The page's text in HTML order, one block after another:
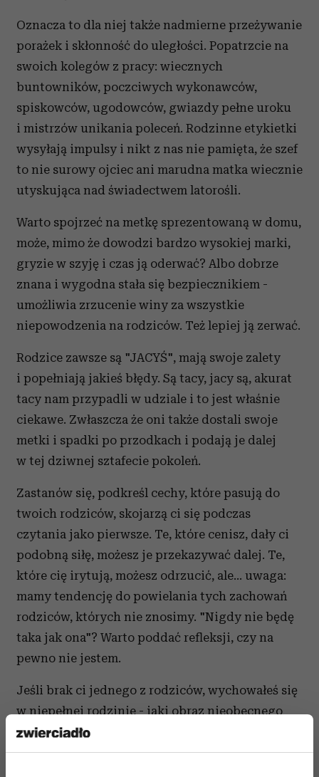
Oznacza to dla niej także nadmierne przeżywanie
porażek i skłonność do uległości. Popatrzcie na
swoich kolegów z pracy: wiecznych
buntowników, poczciwych wykonawców,
spiskowców, ugodowców, gwiazdy pełne uroku
i mistrzów unikania poleceń. Rodzinne etykietki
wysyłają impulsy i nikt z nas nie pamięta, że szef
to nie surowy ojciec ani marudna matka wiecznie
utyskująca nad świadectwem latorośli.
Warto spojrzeć na metkę sprezentowaną w domu,
może, mimo że dowodzi bardzo wysokiej marki,
gryzie w szyję i czas ją oderwać? Albo dobrze
znana i wygodna stała się bezpiecznikiem -
umożliwia zrzucenie winy za wszystkie
niepowodzenia na rodziców. Też lepiej ją zerwać.
Rodzice zawsze są "JACYŚ", mają swoje zalety
i popełniają jakieś błędy. Są tacy, jacy są, akurat
tacy nam przypadli w udziale i to jest właśnie
ciekawe. Zwłaszcza że oni także dostali swoje
metki i spadki po przodkach i podają je dalej
w tej dziwnej sztafecie pokoleń.
Zastanów się, podkreśl cechy, które pasują do
twoich rodziców, skojarzą ci się podczas
czytania jako pierwsze. Te, które cenisz, dały ci
podobną siłę, możesz je przekazywać dalej. Te,
które cię irytują, możesz odrzucić, ale... uwaga:
mamy tendencję do powielania tych zachowań
rodziców, których nie znosimy. "Nigdy nie będę
taka jak ona"? Warto poddać refleksji, czy na
pewno nie jestem.
Jeśli brak ci jednego z rodziców, wychowałeś się
w niepełnej rodzinie - jaki obraz nieobecnego
rodzica nosisz? Gdyby był.. byłby autorytetem,
opoką, przyjacielem? Nie obawiaj się